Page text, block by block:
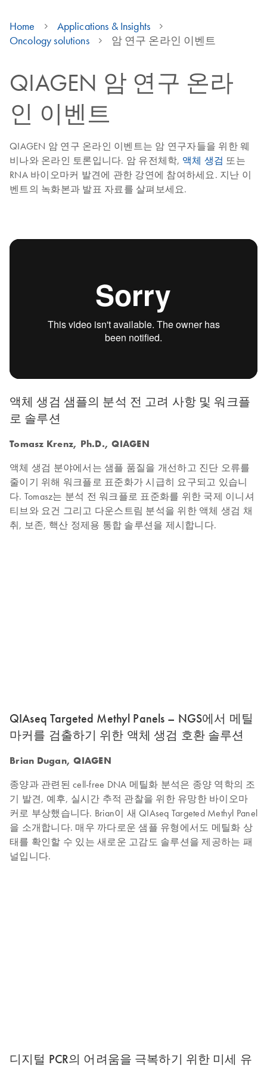
Home
Applications & Insights
Oncology solutions
암 연구 온라인 이벤트
QIAGEN 암 연구 온라
인 이벤트
QIAGEN 암 연구 온라인 이벤트는 암 연구자들을 위한 웨
비나와 온라인 토론입니다. 암 유전체학, 액체 생검 또는
RNA 바이오마커 발견에 관한 강연에 참여하세요. 지난 이
벤트의 녹화본과 발표 자료를 살펴보세요.
액체 생검 샘플의 분석 전 고려 사항 및 워크플
로 솔루션
Tomasz Krenz, Ph.D., QIAGEN
액체 생검 분야에서는 샘플 품질을 개선하고 진단 오류를
줄이기 위해 워크플로 표준화가 시급히 요구되고 있습니
다. Tomasz는 분석 전 워크플로 표준화를 위한 국제 이니셔
티브와 요건 그리고 다운스트림 분석을 위한 액체 생검 채
취, 보존, 핵산 정제용 통합 솔루션을 제시합니다.
QIAseq Targeted Methyl Panels – NGS에서 메틸
마커를 검출하기 위한 액체 생검 호환 솔루션
Brian Dugan, QIAGEN
종양과 관련된 cell-free DNA 메틸화 분석은 종양 역학의 조
기 발견, 예후, 실시간 추적 관찰을 위한 유망한 바이오마
커로 부상했습니다. Brian이 새 QIAseq Targeted Methyl Panel
을 소개합니다. 매우 까다로운 샘플 유형에서도 메틸화 상
태를 확인할 수 있는 새로운 고감도 솔루션을 제공하는 패
널입니다.
디지털 PCR의 어려움을 극복하기 위한 미세 유